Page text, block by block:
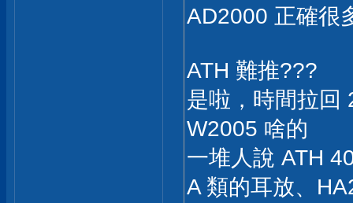
AD2000 正確很
ATH 難推???
是啦，時間拉回
W2005 啥的
一堆人說 ATH
A 類的耳放、